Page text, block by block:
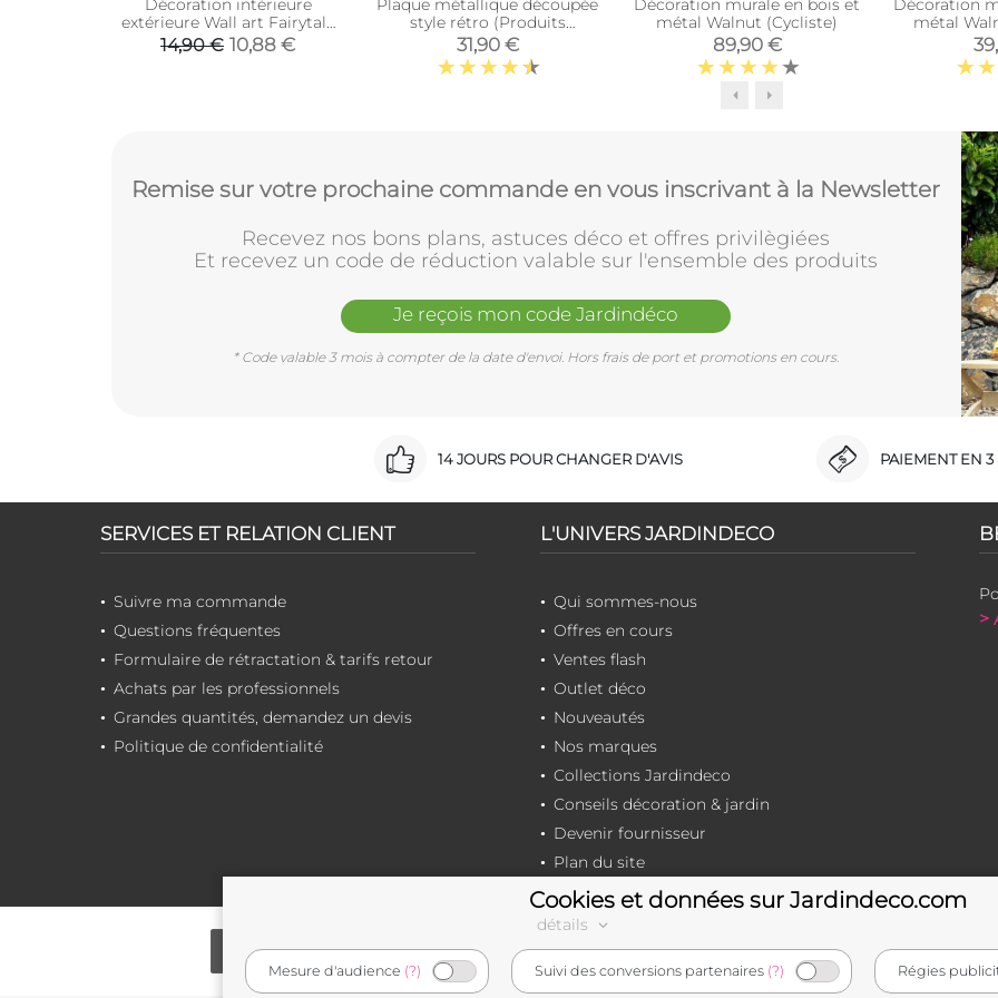
Décoration intérieure
extérieure Wall art Fairytale
40 cm (Rose)
14,90 € 10,88 €
Plaque métallique découpée
style rétro (Produits
fermiers)
31,90 €
Décoration murale en bois et
métal Walnut (Cycliste)
89,90 €
Décoration
métal
Remise sur votre prochaine commande en vous inscrivant à la Newsletter
Recevez nos bons plans, astuces déco et offres privilègiées
Et recevez un code de réduction valable sur l'ensemble des produits
Je reçois mon code Jardindéco
* Code valable 3 mois à compter de la date d'envoi. Hors frais de port et promotions en cours.
14 JOURS POUR CHANGER D'AVIS PAIEMENT EN 3
SERVICES ET RELATION CLIENT
Suivre ma commande
Questions fréquentes
Formulaire de rétractation & tarifs retour
Achats par les professionnels
Grandes quantités, demandez un devis
Politique de confidentialité
L'UNIVERS JARDINDECO
Qui sommes-nous
Offres en cours
Ventes flash
Outlet déco
Nouveautés
Nos marques
Collections Jardindeco
Conseils décoration & jardin
Devenir fournisseur
Plan du site
>
e-commerçant français
Cookies et données sur Jardindeco.com
détails
Mesure d'audience (?) Suivi des conversions partenaires (?) Régies